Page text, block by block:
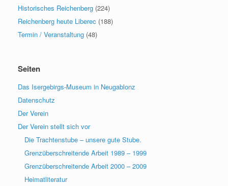
Historisches Reichenberg (224)
Reichenberg heute Liberec (188)
Termin / Veranstaltung (48)
Seiten
Das Isergebirgs-Museum in Neugablonz
Datenschutz
Der Verein
Der Verein stellt sich vor
Die Trachtenstube – unsere gute Stube.
Grenzüberschreitende Arbeit 1989 – 1999
Grenzüberschreitende Arbeit 2000 – 2009
Heimatliteratur